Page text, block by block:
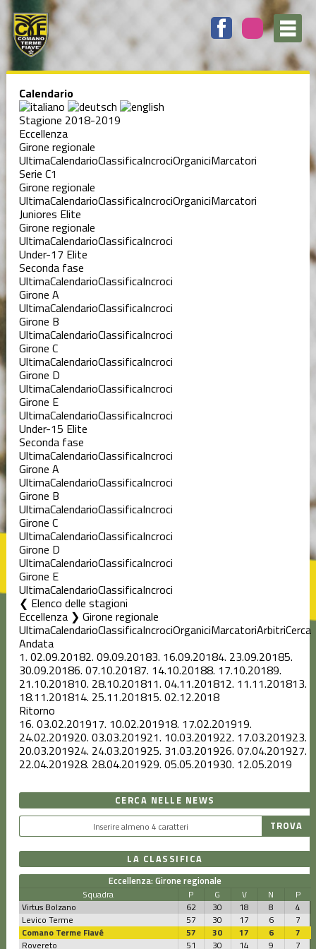
Calendario
Stagione 2018-2019
Eccellenza
Girone regionale
UltimaCalendarioClassificaIncrociOrganiciMarcatori
Serie C1
Girone regionale
UltimaCalendarioClassificaIncrociOrganiciMarcatori
Juniores Elite
Girone regionale
UltimaCalendarioClassificaIncroci
Under-17 Elite
Seconda fase
UltimaCalendarioClassificaIncroci
Girone A
UltimaCalendarioClassificaIncroci
Girone B
UltimaCalendarioClassificaIncroci
Girone C
UltimaCalendarioClassificaIncroci
Girone D
UltimaCalendarioClassificaIncroci
Girone E
UltimaCalendarioClassificaIncroci
Under-15 Elite
Seconda fase
UltimaCalendarioClassificaIncroci
Girone A
UltimaCalendarioClassificaIncroci
Girone B
UltimaCalendarioClassificaIncroci
Girone C
UltimaCalendarioClassificaIncroci
Girone D
UltimaCalendarioClassificaIncroci
Girone E
UltimaCalendarioClassificaIncroci
Elenco delle stagioni
Eccellenza ❯ Girone regionale
UltimaCalendarioClassificaIncrociOrganiciMarcatoriArbitriCerca
Andata
1. 02.09.20182. 09.09.20183. 16.09.20184. 23.09.20185.
30.09.20186. 07.10.20187. 14.10.20188. 17.10.20189.
21.10.201810. 28.10.201811. 04.11.201812. 11.11.201813.
18.11.201814. 25.11.201815. 02.12.2018
Ritorno
16. 03.02.201917. 10.02.201918. 17.02.201919.
24.02.201920. 03.03.201921. 10.03.201922. 17.03.201923.
20.03.201924. 24.03.201925. 31.03.201926. 07.04.201927.
22.04.201928. 28.04.201929. 05.05.201930. 12.05.2019
CERCA NELLE NEWS
LA CLASSIFICA
Eccellenza: Girone regionale
Squadra P G V N
P
Virtus Bolzano
62 30 18 8
4
Levico Terme
57 30 17 6
7
Comano Terme Fiavé
57 30 17 6
7
Rovereto
51 30 14 9 7